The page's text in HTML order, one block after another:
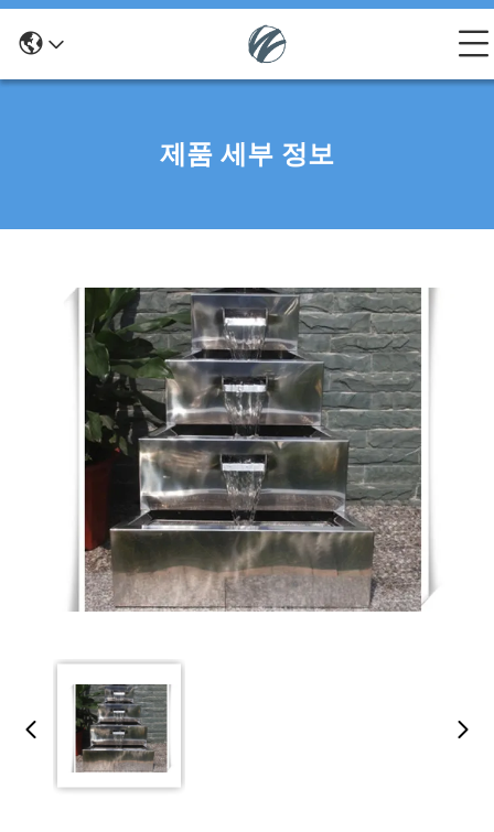
제품 세부 정보